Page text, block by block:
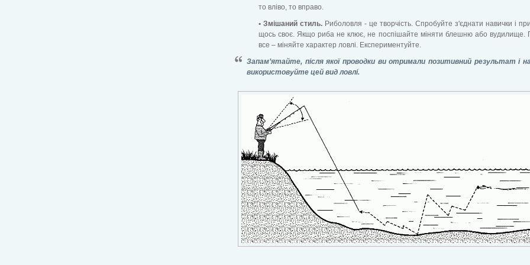
то вліво, то вправо.
• Змішаний стиль. Риболовля - це творчість. Спробуйте з'єднати навички і
щось своє. Якщо риба не клює, не поспішайте міняти блешню або вудилище.
все – міняйте характер ловлі. Експериментуйте.
Запам’ятайте, після якої проводки ви отримали позитивний результат і
використовуйте цей вид ловлі.